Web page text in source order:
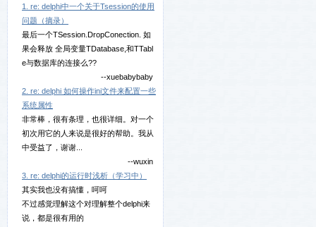
1. re: delphi中一个关于Tsession的使用
问题（摘录）
最后一个TSession.DropConection. 如
果会释放 全局变量TDatabase,和TTabl
e与数据库的连接么??
--xuebabybaby
2. re: delphi 如何操作ini文件来配置一些
系统属性
非常棒，很有条理，也很详细。对一个
初次用它的人来说是很好的帮助。我从
中受益了，谢谢...
--wuxin
3. re: delphi的运行时浅析（学习中）
其实我也没有搞懂，呵呵
不过感觉理解这个对理解整个delphi来
说，都是很有用的